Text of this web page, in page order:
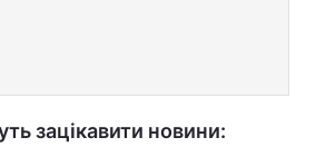
зацікавити новини: